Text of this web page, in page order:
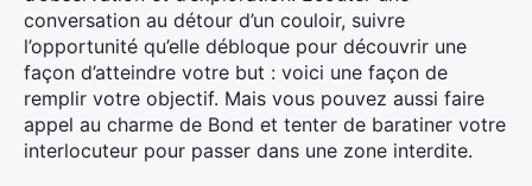
conversation au détour d’un couloir, suivre
l’opportunité qu’elle débloque pour découvrir une
façon d’atteindre votre but : voici une façon de
remplir votre objectif. Mais vous pouvez aussi faire
appel au charme de Bond et tenter de baratiner votre
interlocuteur pour passer dans une zone interdite.